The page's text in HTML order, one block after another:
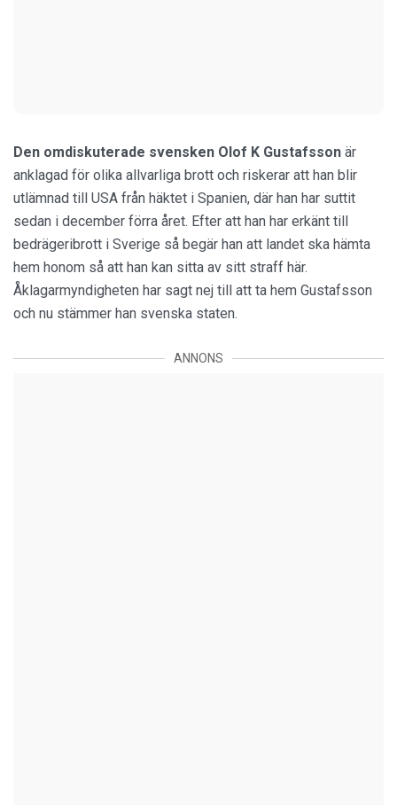
Den omdiskuterade svensken Olof K Gustafsson är
anklagad för olika allvarliga brott och riskerar att han blir
utlämnad till USA från häktet i Spanien, där han har suttit
sedan i december förra året. Efter att han har erkänt till
bedrägeribrott i Sverige så begär han att landet ska hämta
hem honom så att han kan sitta av sitt straff här.
Åklagarmyndigheten har sagt nej till att ta hem Gustafsson
och nu stämmer han svenska staten.
ANNONS